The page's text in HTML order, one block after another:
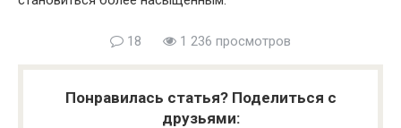
18 1 236 просмотров
Понравилась статья? Поделиться с
друзьями: